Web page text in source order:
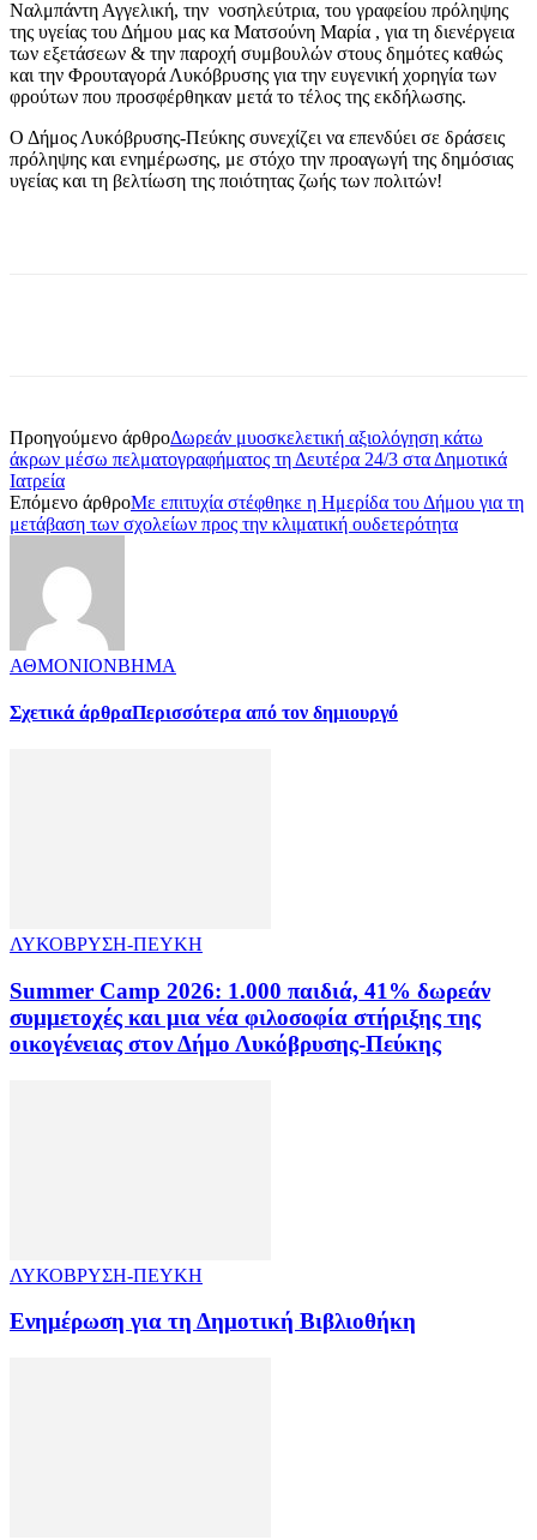
Ναλμπάντη Αγγελική, την νοσηλεύτρια, του γραφείου πρόληψης
της υγείας του Δήμου μας κα Ματσούνη Μαρία , για τη διενέργεια
των εξετάσεων & την παροχή συμβουλών στους δημότες καθώς
και την Φρουταγορά Λυκόβρυσης για την ευγενική χορηγία των
φρούτων που προσφέρθηκαν μετά το τέλος της εκδήλωσης.
Ο Δήμος Λυκόβρυσης-Πεύκης συνεχίζει να επενδύει σε δράσεις
πρόληψης και ενημέρωσης, με στόχο την προαγωγή της δημόσιας
υγείας και τη βελτίωση της ποιότητας ζωής των πολιτών!
Προηγούμενο άρθροΔωρεάν μυοσκελετική αξιολόγηση κάτω
άκρων μέσω πελματογραφήματος τη Δευτέρα 24/3 στα Δημοτικά
Ιατρεία
Επόμενο άρθροΜε επιτυχία στέφθηκε η Ημερίδα του Δήμου για τη
μετάβαση των σχολείων προς την κλιματική ουδετερότητα
ΑΘΜΟΝΙΟΝΒΗΜΑ
Σχετικά άρθραΠερισσότερα από τον δημιουργό
ΛΥΚΟΒΡΥΣΗ-ΠΕΥΚΗ
Summer Camp 2026: 1.000 παιδιά, 41% δωρεάν
συμμετοχές και μια νέα φιλοσοφία στήριξης της
οικογένειας στον Δήμο Λυκόβρυσης-Πεύκης
ΛΥΚΟΒΡΥΣΗ-ΠΕΥΚΗ
Ενημέρωση για τη Δημοτική Βιβλιοθήκη